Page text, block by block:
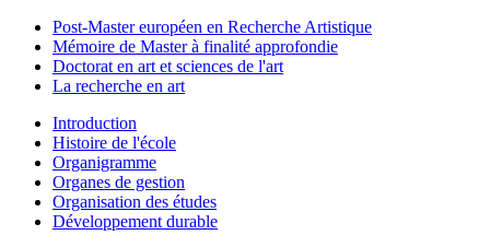
Post-Master européen en Recherche Artistique
Mémoire de Master à finalité approfondie
Doctorat en art et sciences de l'art
La recherche en art
Introduction
Histoire de l'école
Organigramme
Organes de gestion
Organisation des études
Développement durable